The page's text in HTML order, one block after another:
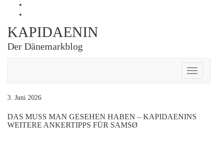
auf
Facebook
kapidaenin
auf
KAPIDAENIN
Der Dänemarkblog
Toggle
3. Juni 2026
DAS MUSS MAN GESEHEN HABEN – KAPIDAENINS
WEITERE ANKERTIPPS FÜR SAMSØ